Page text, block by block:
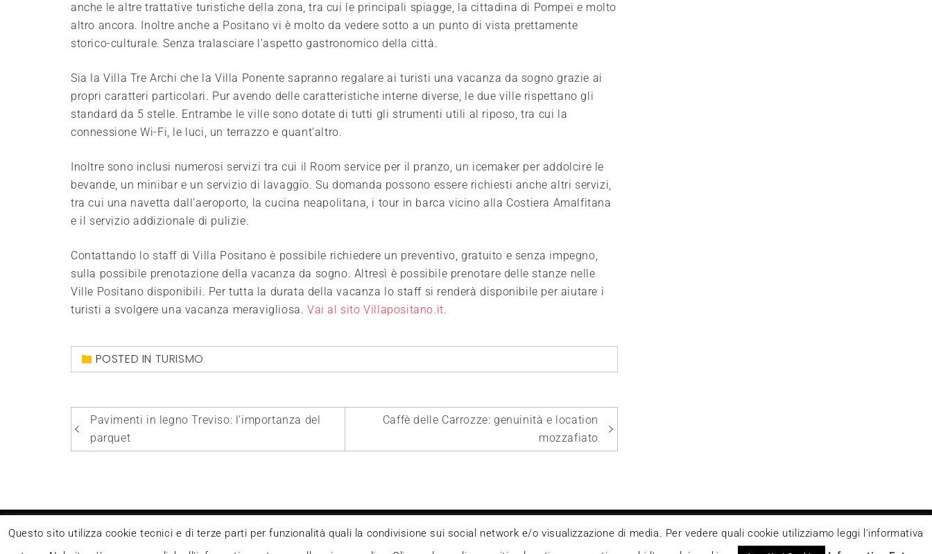
anche le altre trattative turistiche della zona, tra cui le principali spiagge, la cittadina di Pompei e molto
altro ancora. Inoltre anche a Positano vi è molto da vedere sotto a un punto di vista prettamente
storico-culturale. Senza tralasciare l’aspetto gastronomico della città.
Sia la Villa Tre Archi che la Villa Ponente sapranno regalare ai turisti una vacanza da sogno grazie ai
propri caratteri particolari. Pur avendo delle caratteristiche interne diverse, le due ville rispettano gli
standard da 5 stelle. Entrambe le ville sono dotate di tutti gli strumenti utili al riposo, tra cui la
connessione Wi-Fi, le luci, un terrazzo e quant’altro.
Inoltre sono inclusi numerosi servizi tra cui il Room service per il pranzo, un icemaker per addolcire le
bevande, un minibar e un servizio di lavaggio. Su domanda possono essere richiesti anche altri servizi,
tra cui una navetta dall’aeroporto, la cucina neapolitana, i tour in barca vicino alla Costiera Amalfitana
e il servizio addizionale di pulizie.
Contattando lo staff di Villa Positano è possibile richiedere un preventivo, gratuito e senza impegno,
sulla possibile prenotazione della vacanza da sogno. Altresì è possibile prenotare delle stanze nelle
Ville Positano disponibili. Per tutta la durata della vacanza lo staff si renderà disponibile per aiutare i
turisti a svolgere una vacanza meravigliosa.Vai al sito Villapositano.it.
POSTED IN TURISMO
Navigazione
articoli
Pavimenti in legno Treviso: l’importanza del
parquet
Caffè delle Carrozze: genuinità e location
mozzafiato
Questo blog non rappresenta una testata giornalistica in quanto viene aggiornato senza alcuna periodicità. Non può pertanto considerarsi un prodotto editoriale
Questo sito utilizza cookie tecnici e di terze parti per funzionalità quali la condivisione sui social network e/o visualizzazione di media. Per vedere quali cookie utilizziamo leggi l'informativa